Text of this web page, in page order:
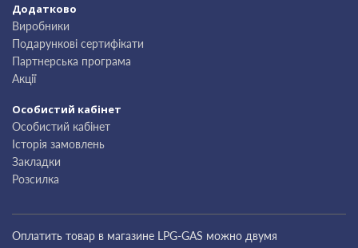
Додатково
Виробники
Подарункові сертифікати
Партнерська програма
Акції
Особистий кабінет
Особистий кабінет
Історія замовлень
Закладки
Розсилка
Оплатить товар в магазине LPG-GAS можно двумя